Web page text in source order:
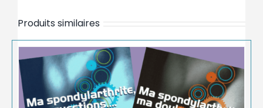
Produits similaires